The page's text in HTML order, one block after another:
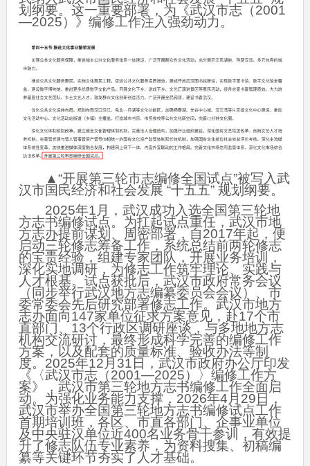
划纲要。这一重要部署，为《武汉市志（2001
—2025）》编修工作注入强劲动力。
▲“开展第三轮市志编修全国试点”被写入武
汉市国民经济和社会发展 “十五五” 规划纲要。
2025年1月，武汉成功入选全国第三轮地
方志书编修试点。为扛起试点重任，武汉市地
方志办提前谋划、周密部署，自2017年起，便
启动三轮修志筹备工作，系统总结前两轮修志
的宝贵经验，组建专家团队，开展业务培训，
深化实地调研，为修志工作筑牢理论、实践与
人才根基。试点获批后，武汉市政府常务会议
（同步举行武汉地方志编纂委员会会议）、市
委常委会先后研究部署修志工作。武汉市地方
志办面向147家单位征求方案意见，赴17个市
直部门、13个行政区调研座谈，与多地地方志
机构交流研讨，最终形成科学完善的编修工作
方案，以及配套的质量标准、验收办法等制
度。2025年12月31日，武汉市政府办公厅印发
《〈武汉市志（2001—2025）〉编修工作方
案》，武汉市第三轮地方志书编修工作全面启
动。为强化业务能力支撑，2026年4月29日，
武汉市举办全国第三轮地方志书编修试点工作
首期培训班，各区、市直各部门、企事业单位
及中央驻汉单位近400名业务骨干参训，有效提
升了修志队伍专业素养，为资料搜集、初稿编
纂等关键环节夯实了人才基础。